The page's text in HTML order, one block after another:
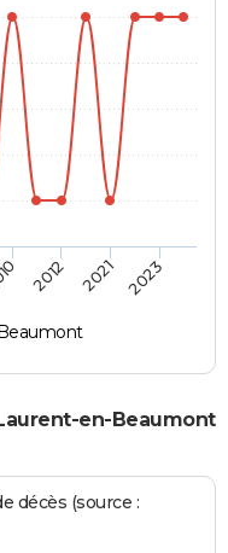
2012 2021 2023
en-Beaumont
décès (source :